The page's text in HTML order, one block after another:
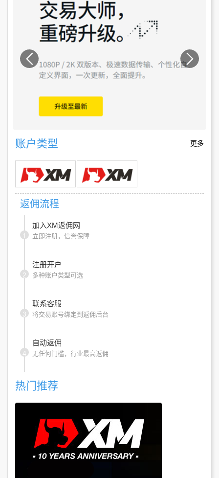
账户类型 更多
返佣流程
1
加入XM返佣网
立即注册，信誉保障
2
注册开户
多种账户类型可选
3
联系客服
将交易账号绑定到返佣后台
4
自动返佣
无任何门槛，行业最高返佣
热门推荐